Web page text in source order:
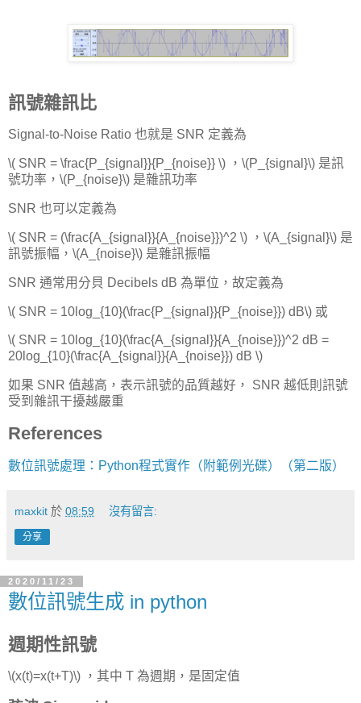
訊號雜訊比
Signal-to-Noise Ratio 也就是 SNR 定義為
\( SNR = \frac{P_{signal}}{P_{noise}} \) ，\(P_{signal}\) 是訊
號功率，\(P_{noise}\) 是雜訊功率
SNR 也可以定義為
\( SNR = (\frac{A_{signal}}{A_{noise}})^2 \) ，\(A_{signal}\) 是
訊號振幅，\(A_{noise}\) 是雜訊振幅
SNR 通常用分貝 Decibels dB 為單位，故定義為
\( SNR = 10log_{10}(\frac{P_{signal}}{P_{noise}}) dB\) 或
\( SNR = 10log_{10}(\frac{A_{signal}}{A_{noise}})^2 dB =
20log_{10}(\frac{A_{signal}}{A_{noise}}) dB \)
如果 SNR 值越高，表示訊號的品質越好， SNR 越低則訊號
受到雜訊干擾越嚴重
References
數位訊號處理：Python程式實作（附範例光碟）（第二版）
maxkit 於 08:59 沒有留言:
分享
2020/11/23
數位訊號生成 in python
週期性訊號
\(x(t)=x(t+T)\) ，其中 T 為週期，是固定值